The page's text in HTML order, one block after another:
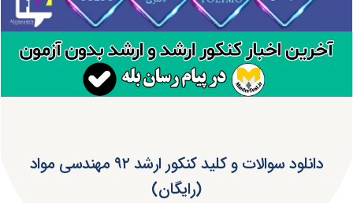
دانلود سوالات و کلید کنکور ارشد ۹۲ مهندسی مواد
(رایگان)